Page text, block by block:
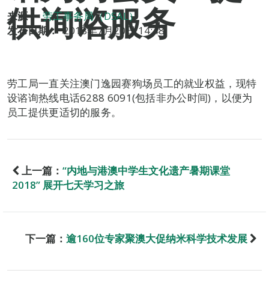
供询谘服务
来源： 劳工事务局（DSAL）
发布日期： 2018年7月20日 14:48
劳工局一直关注澳门逸园赛狗场员工的就业权益，现特
设谘询热线电话6288 6091(包括非办公时间)，以便为
员工提供更适切的服务。
上一篇： “内地与港澳中学生文化遗产暑期课堂
2018” 展开七天学习之旅
下一篇： 逾160位专家聚澳大促纳米科学技术发展